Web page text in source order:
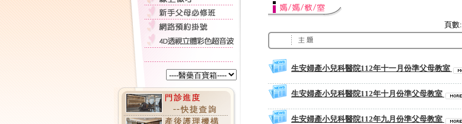
頁數:
生安婦產小兒科醫院112年十一月份準父母教室
生安婦產小兒科醫院112年十月份準父母教室
生安婦產小兒科醫院112年九月份準父母教室